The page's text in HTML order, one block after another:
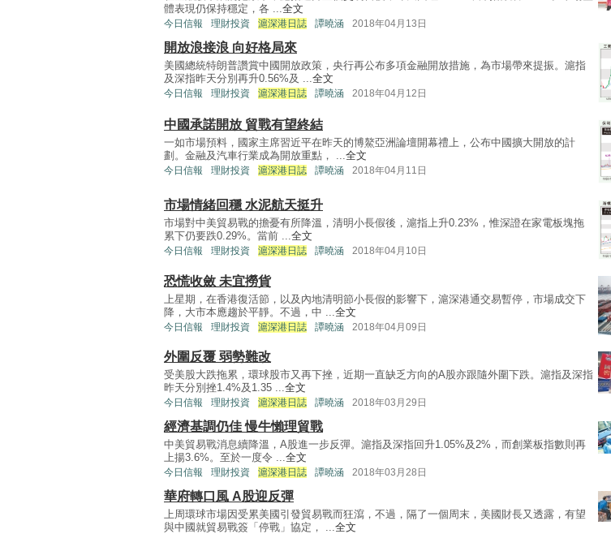
體表現仍保持穩定，各 ...全文
今日信報 理財投資 滬深港日誌 譚曉涵 2018年04月13日
開放浪接浪 向好格局來
美國總統特朗普讚賞中國開放政策，央行再公布多項金融開放措施，為市場帶來提振。滬指
及深指昨天分別再升0.56%及 ...全文
今日信報 理財投資 滬深港日誌 譚曉涵 2018年04月12日
中國承諾開放 貿戰有望終結
一如市場預料，國家主席習近平在昨天的博鰲亞洲論壇開幕禮上，公布中國擴大開放的計
劃。金融及汽車行業成為開放重點， ... 全文
今日信報 理財投資 滬深港日誌 譚曉涵 2018年04月11日
市場情緒回穩 水泥航天挺升
市場對中美貿易戰的擔憂有所降溫，清明小長假後，滬指上升0.23%，惟深證在家電板塊拖
累下仍要跌0.29%。當前 ... 全文
今日信報 理財投資 滬深港日誌 譚曉涵 2018年04月10日
恐慌收斂 未宜撈貨
上星期，在香港復活節，以及內地清明節小長假的影響下，滬深港通交易暫停，市場成交下
降，大市本應趨於平靜。不過，中 ... 全文
今日信報 理財投資 滬深港日誌 譚曉涵 2018年04月09日
外圍反覆 弱勢難改
受美股大跌拖累，環球股市又再下挫，近期一直缺乏方向的A股亦跟隨外圍下跌。滬指及深指
昨天分別挫1.4%及1.35 ... 全文
今日信報 理財投資 滬深港日誌 譚曉涵 2018年03月29日
經濟基調仍佳 慢牛懶理貿戰
中美貿易戰消息續降溫，A股進一步反彈。滬指及深指回升1.05%及2%，而創業板指數則再
上揚3.6%。至於一度令 ... 全文
今日信報 理財投資 滬深港日誌 譚曉涵 2018年03月28日
華府轉口風 A股迎反彈
上周環球市場因受累美國引發貿易戰而狂瀉，不過，隔了一個周末，美國財長又透露，有望
與中國就貿易戰簽「停戰」協定， ... 全文